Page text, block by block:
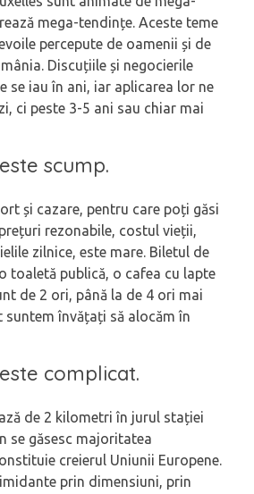
mega-tendințe. Aceste teme
percepute de oamenii și de
Discuțiile și negocierile
se iau în ani, iar aplicarea lor ne
ci peste 3-5 ani sau chiar mai
scump.
și cazare, pentru care poți găsi
rezonabile, costul vieții,
zilnice, este mare. Biletul de
toaletă publică, o cafea cu lapte
de 2 ori, până la de 4 ori mai
învățați să alocăm în
complicat.
de 2 kilometri în jurul stației
se găsesc majoritatea
creierul Uniunii Europene.
prin dimensiuni, prin